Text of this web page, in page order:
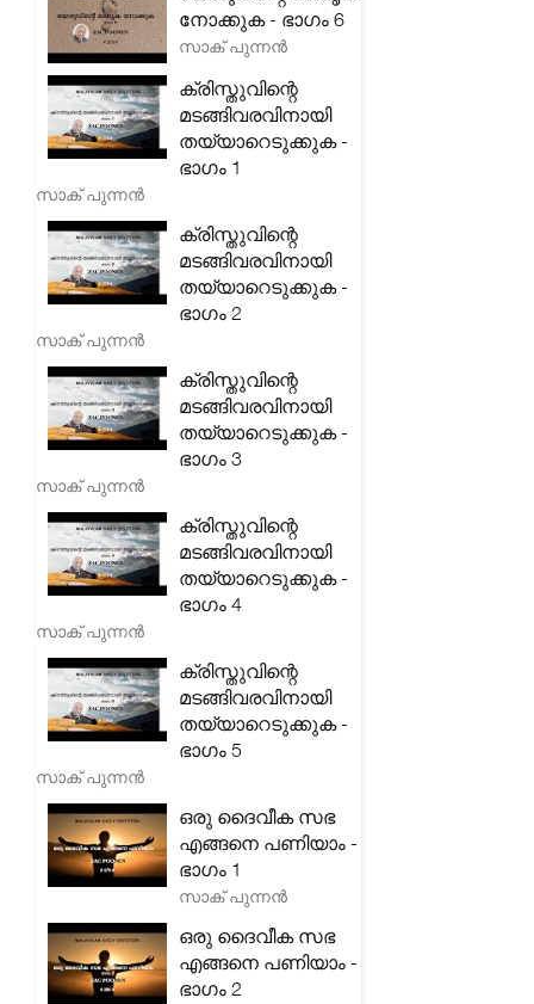
നോക്കുക - ഭാഗം 6
സാക് പുന്നൻ
ക്രിസ്തുവിന്റെ
മടങ്ങിവരവിനായി
തയ്യാറെടുക്കുക -
ഭാഗം 1
സാക് പുന്നൻ
ക്രിസ്തുവിന്റെ
മടങ്ങിവരവിനായി
തയ്യാറെടുക്കുക -
ഭാഗം 2
സാക് പുന്നൻ
ക്രിസ്തുവിന്റെ
മടങ്ങിവരവിനായി
തയ്യാറെടുക്കുക -
ഭാഗം 3
സാക് പുന്നൻ
ക്രിസ്തുവിന്റെ
മടങ്ങിവരവിനായി
തയ്യാറെടുക്കുക -
ഭാഗം 4
സാക് പുന്നൻ
ക്രിസ്തുവിന്റെ
മടങ്ങിവരവിനായി
തയ്യാറെടുക്കുക -
ഭാഗം 5
സാക് പുന്നൻ
ഒരു ദൈവീക സഭ
എങ്ങനെ പണിയാം -
ഭാഗം 1
സാക് പുന്നൻ
ഒരു ദൈവീക സഭ
എങ്ങനെ പണിയാം -
ഭാഗം 2